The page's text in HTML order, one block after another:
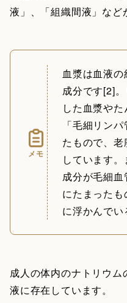
液」、「組織間液」など
メモ
血漿は血液
成分です[2]
した血漿やた
「毛細リン
たもので、
しています
成分が毛細
にたまった
に浮かんでい
成人の体内のナトリウ
液に存在しています。